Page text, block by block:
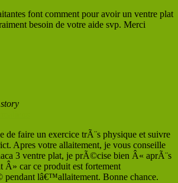
font comment pour avoir un ventre plat
besoin de votre aide svp. Merci
story
de faire un exercice trÃ¨s physique et suivre
Apres votre allaitement, je vous conseille
3 ventre plat, je prÃ©cise bien Â« aprÃ¨s
Â» car ce produit est fortement
lâ€™allaitement. Bonne chance.